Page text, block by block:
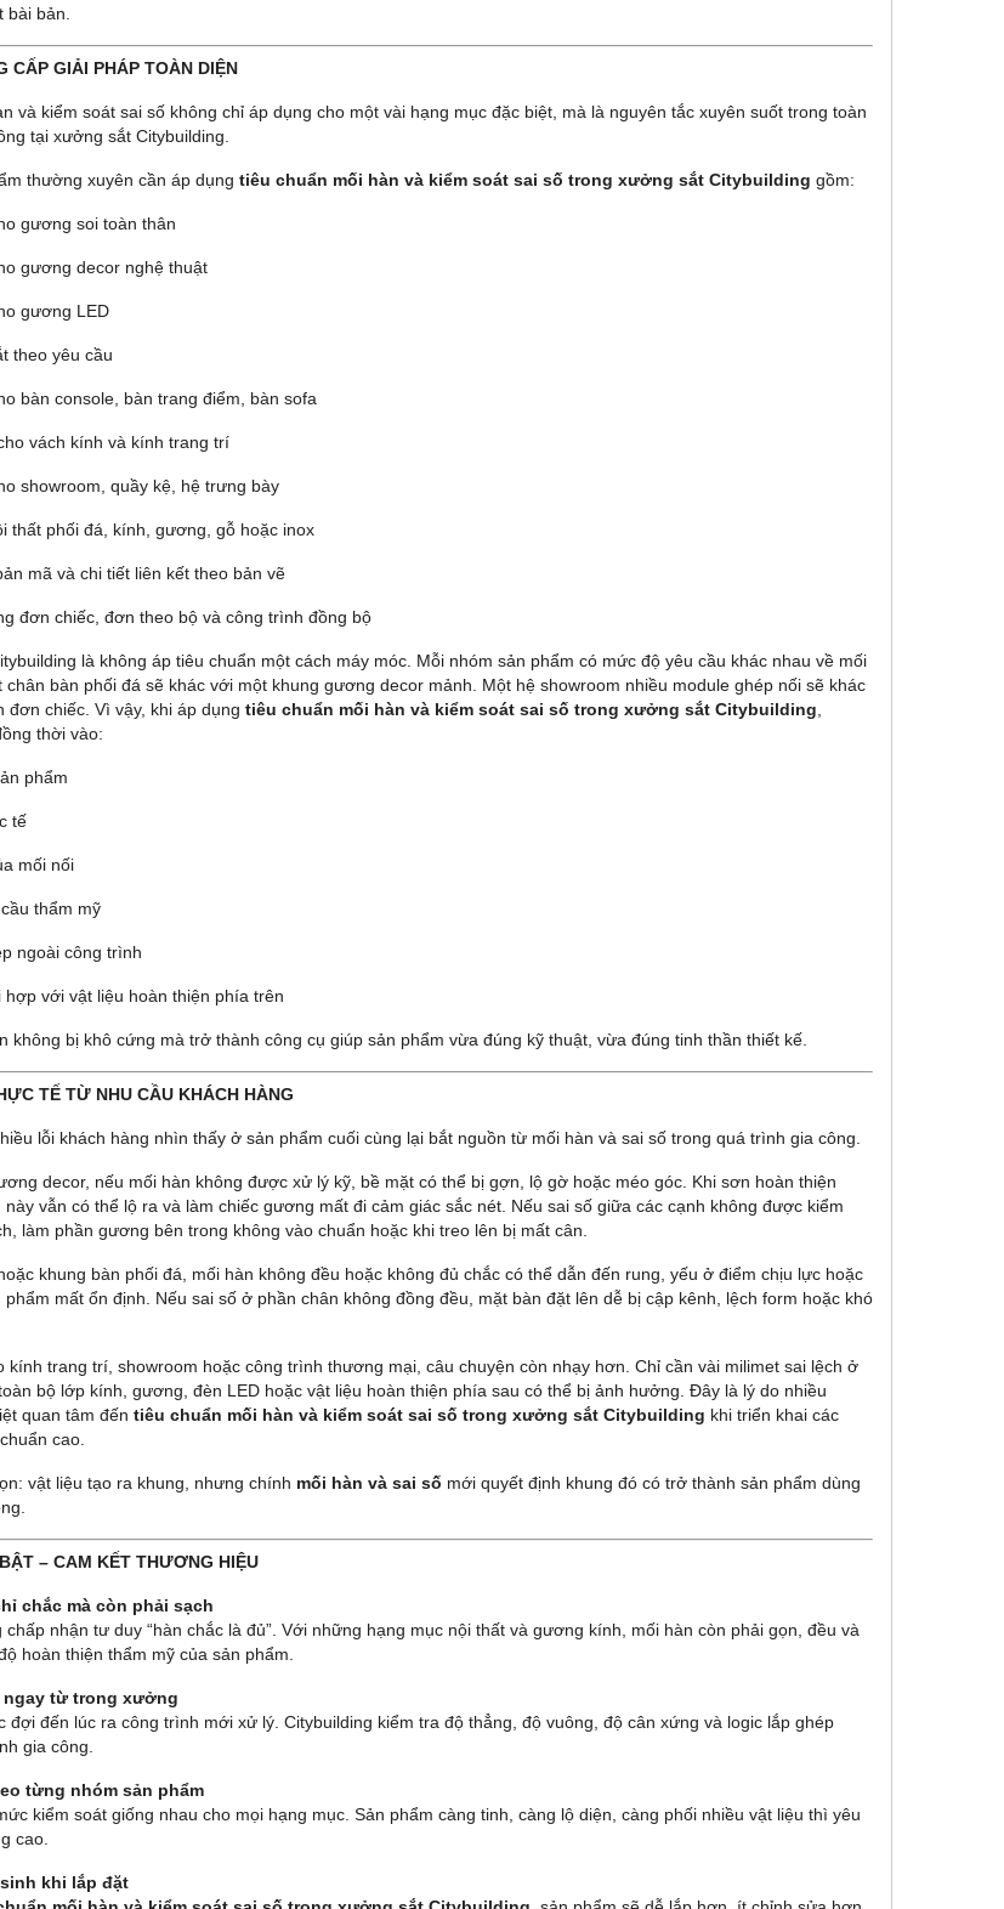
bản.
CẤP GIẢI PHÁP TOÀN DIỆN
và kiểm soát sai số không chỉ áp dụng cho một vài hạng mục đặc biệt, mà là nguyên tắc xuyên suốt trong toàn
tại xưởng sắt Citybuilding.
thường xuyên cần áp dụng tiêu chuẩn mối hàn và kiểm soát sai số trong xưởng sắt Citybuilding gồm:
gương soi toàn thân
gương decor nghệ thuật
gương LED
theo yêu cầu
bàn console, bàn trang điểm, bàn sofa
vách kính và kính trang trí
showroom, quầy kệ, hệ trưng bày
thất phối đá, kính, gương, gỗ hoặc inox
mã và chi tiết liên kết theo bản vẽ
đơn chiếc, đơn theo bộ và công trình đồng bộ
là không áp tiêu chuẩn một cách máy móc. Mỗi nhóm sản phẩm có mức độ yêu cầu khác nhau về mối
chân bàn phối đá sẽ khác với một khung gương decor mảnh. Một hệ showroom nhiều module ghép nối sẽ khác
đơn chiếc. Vì vậy, khi áp dụng tiêu chuẩn mối hàn và kiểm soát sai số trong xưởng sắt Citybuilding
thời vào:
phẩm
tế
mối nối
thẩm mỹ
ngoài công trình
hợp với vật liệu hoàn thiện phía trên
không bị khô cứng mà trở thành công cụ giúp sản phẩm vừa đúng kỹ thuật, vừa đúng tinh thần thiết kế.
TẾ TỪ NHU CẦU KHÁCH HÀNG
lỗi khách hàng nhìn thấy ở sản phẩm cuối cùng lại bắt nguồn từ mối hàn và sai số trong quá trình gia công.
decor, nếu mối hàn không được xử lý kỹ, bề mặt có thể bị gợn, lộ gờ hoặc méo góc. Khi sơn hoàn thiện
vẫn có thể lộ ra và làm chiếc gương mất đi cảm giác sắc nét. Nếu sai số giữa các cạnh không được kiểm
làm phần gương bên trong không vào chuẩn hoặc khi treo lên bị mất cân.
khung bàn phối đá, mối hàn không đều hoặc không đủ chắc có thể dẫn đến rung, yếu ở điểm chịu lực hoặc
phẩm mất ổn định. Nếu sai số ở phần chân không đồng đều, mặt bàn đặt lên dễ bị cập kênh, lệch form hoặc khó
kính trang trí, showroom hoặc công trình thương mại, câu chuyện còn nhạy hơn. Chỉ cần vài milimet sai lệch ở
bộ lớp kính, gương, đèn LED hoặc vật liệu hoàn thiện phía sau có thể bị ảnh hưởng. Đây là lý do nhiều
quan tâm đến tiêu chuẩn mối hàn và kiểm soát sai số trong xưởng sắt Citybuilding khi triển khai các
cao.
vật liệu tạo ra khung, nhưng chính mối hàn và sai số mới quyết định khung đó có trở thành sản phẩm dùng
– CAM KẾT THƯƠNG HIỆU
chắc mà còn phải sạch
chấp nhận tư duy “hàn chắc là đủ”. Với những hạng mục nội thất và gương kính, mối hàn còn phải gọn, đều và
hoàn thiện thẩm mỹ của sản phẩm.
ngay từ trong xưởng
đợi đến lúc ra công trình mới xử lý. Citybuilding kiểm tra độ thẳng, độ vuông, độ cân xứng và logic lắp ghép
gia công.
từng nhóm sản phẩm
kiểm soát giống nhau cho mọi hạng mục. Sản phẩm càng tinh, càng lộ diện, càng phối nhiều vật liệu thì yêu
cao.
khi lắp đặt